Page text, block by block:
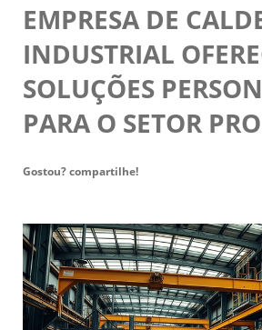
EMPRESA DE
INDUSTRIAL
SOLUÇÕES
PARA O SETOR
Gostou? compartilhe!